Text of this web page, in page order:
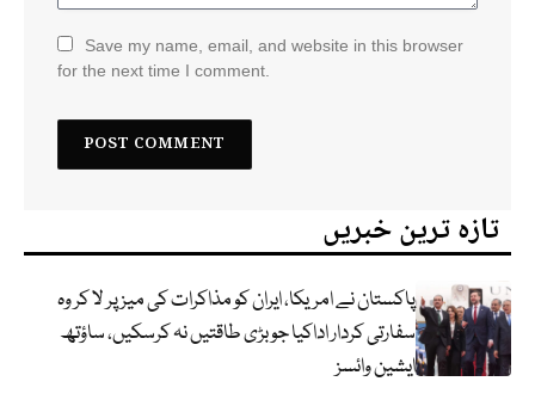
Save my name, email, and website in this browser
for the next time I comment.
تازہ ترین خبریں
پاکستان نے امریکا، ایران کو مذاکرات کی میز پر لا کر وہ
سفارتی کردار اداکیا جو بڑی طاقتیں نہ کرسکیں، ساؤتھ
ایشین وائسز